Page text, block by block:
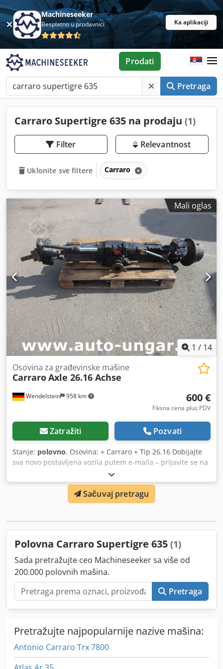
Machineseeker
Besplatno u prodavnici Ka aplikaciji
Pretraga
Prodati
Carraro Supertigre 635 na prodaju (1)
Filter Relevantnost
Uklonite sve filtere Carraro
Mali oglas
1 / 14
Wendelstein 958 km
Osovina za građevinske mašine
CarraroAxle 26.16 Achse
600 €
Fiksna cena plus PDV
Zatražiti Pozvati
Stanje: polovno, Osovina: + Carraro + Tip 26.16 Dobijajte
sva novo postavljena vozila putem e-maila – prijavite se na
naš NEWSLETTER! Csdoyx Hgnopfx Aa Djha Moguće greške
i štamparske greške, zadržavamo pravo na prethodnu
Sačuvaj pretragu
Polovna Carraro Supertigre 635 (1)
Sada pretražujte ceo Machineseeker sa više od
200.000 polovnih mašina.
Pretraga
Pretražujte najpopularnije nazive mašina:
Antonio Carraro Trx 7800